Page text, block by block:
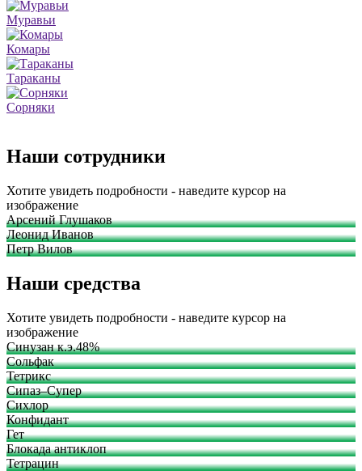
Муравьи
Комары
Тараканы
Сорняки
Наши сотрудники
Хотите увидеть подробности - наведите курсор на
изображение
Арсений Глушаков
Леонид Иванов
Петр Вилов
Наши средства
Хотите увидеть подробности - наведите курсор на
изображение
Синузан к.э.48%
Сольфак
Тетрикс
Сипаз–Супер
Сихлор
Конфидант
Гет
Блокада антиклоп
Тетрацин